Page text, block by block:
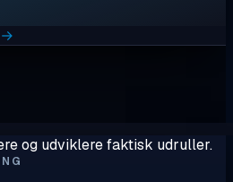
→
og udviklere faktisk udruller.